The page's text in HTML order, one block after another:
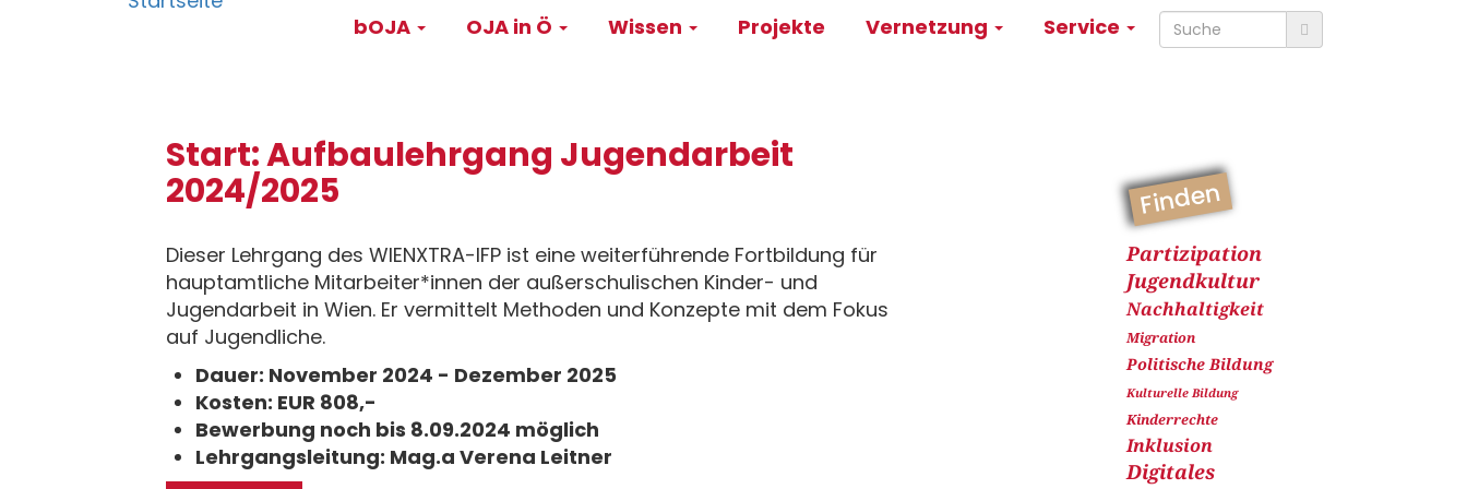
Main
bOJA OJA in Ö Wissen Projekte Vernetzung Service
Start: Aufbaulehrgang Jugendarbeit
2024/2025
Dieser Lehrgang des WIENXTRA-IFP ist eine weiterführende Fortbildung für
hauptamtliche Mitarbeiter*innen der außerschulischen Kinder- und
Jugendarbeit in Wien. Er vermittelt Methoden und Konzepte mit dem Fokus
auf Jugendliche.
Dauer: November 2024 - Dezember 2025
Kosten: EUR 808,-
Bewerbung noch bis 8.09.2024 möglich
Lehrgangsleitung: Mag.a Verena Leitner
Finden
Partizipation
Jugendkultur
Nachhaltigkeit
Migration
Politische Bildung
Kulturelle Bildung
Kinderrechte
Inklusion
Digitales